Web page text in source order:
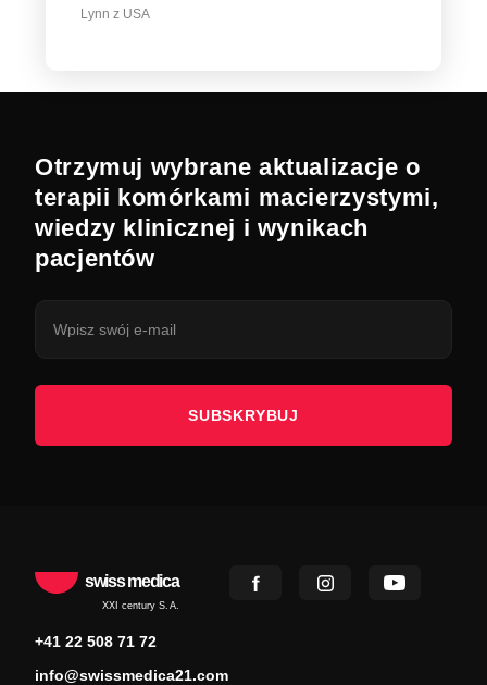
Lynn z USA
Otrzymuj wybrane aktualizacje o
terapii komórkami macierzystymi,
wiedzy klinicznej i wynikach
pacjentów
SUBSKRYBUJ
swiss medica
XXI century S.A.
+41 22 508 71 72
info@swissmedica21.com